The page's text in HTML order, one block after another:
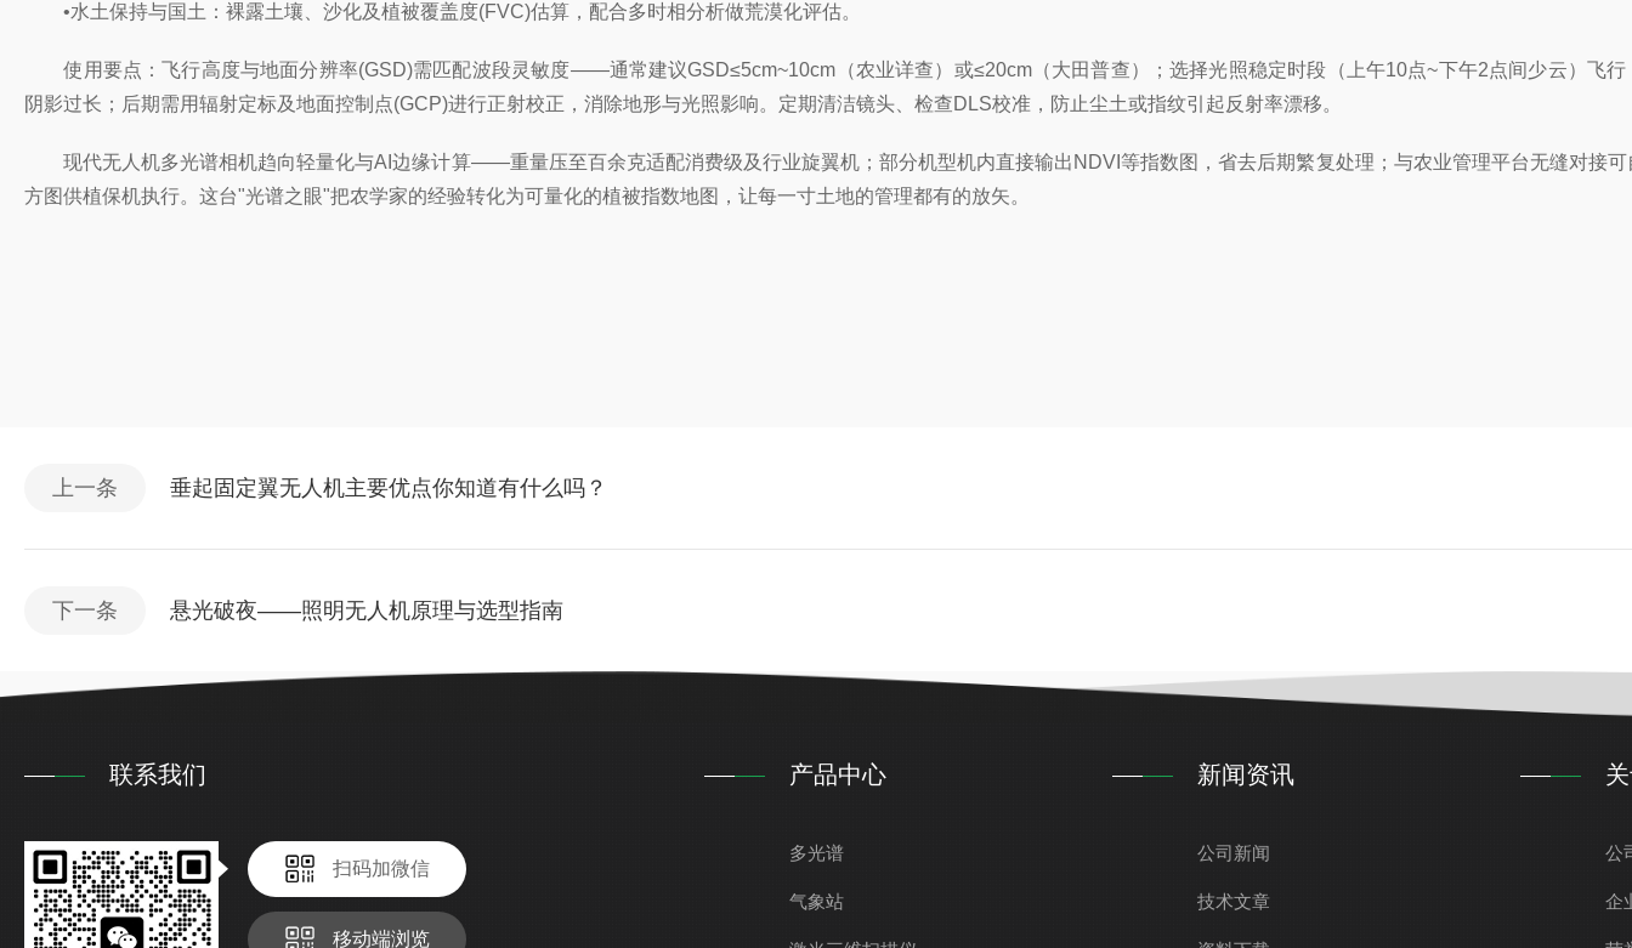
•水土保持与国土：裸露土壤、沙化及植被覆盖度(FVC)估算，配合多时相分析做荒漠化评估。
使用要点：飞行高度与地面分辨率(GSD)需匹配波段灵敏度——通常建议GSD≤5cm~10cm（农业详查）或≤20cm（大田普查）；选择光照稳定时段（上午10点~下午2点间少云）飞行
阴影过长；后期需用辐射定标及地面控制点(GCP)进行正射校正，消除地形与光照影响。定期清洁镜头、检查DLS校准，防止尘土或指纹引起反射率漂移。
现代无人机多光谱相机趋向轻量化与AI边缘计算——重量压至百余克适配消费级及行业旋翼机；部分机型机内直接输出NDVI等指数图，省去后期繁复处理；与农业管理平台无缝对接可
方图供植保机执行。这台"光谱之眼"把农学家的经验转化为可量化的植被指数地图，让每一寸土地的管理都有的放矢。
上一条 垂起固定翼无人机主要优点你知道有什么吗？
下一条 悬光破夜——照明无人机原理与选型指南
联系我们
扫码加微信
移动端浏览
产品中心
多光谱
气象站
新闻资讯
公司新闻
技术文章
公
企